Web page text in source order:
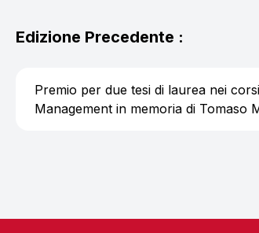
Edizione Precedente :
Premio per due tesi di laurea nei
Management in memoria di Tomaso